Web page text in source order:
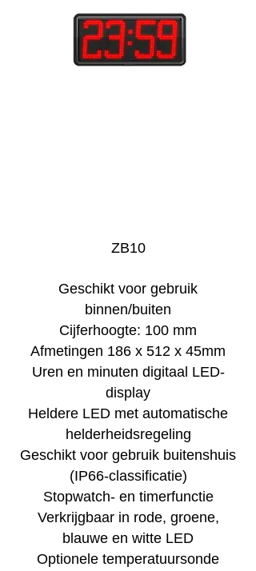
ZB10
Geschikt voor gebruik
binnen/buiten
Cijferhoogte: 100 mm
Afmetingen 186 x 512 x 45mm
Uren en minuten digitaal LED-
display
Heldere LED met automatische
helderheidsregeling
Geschikt voor gebruik buitenshuis
(IP66-classificatie)
Stopwatch- en timerfunctie
Verkrijgbaar in rode, groene,
blauwe en witte LED
Optionele temperatuursonde